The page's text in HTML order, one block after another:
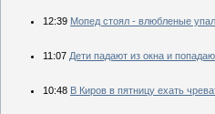
12:39 Мопед стоял - влюбленые
11:07 Дети падают из окна и
10:48 В Киров в пятницу ехать